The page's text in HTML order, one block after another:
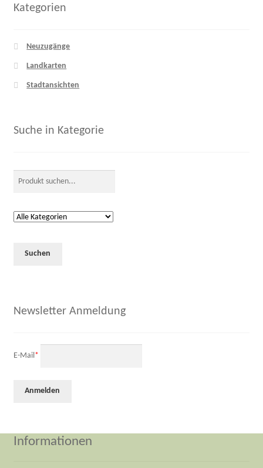
Kategorien
Neuzugänge
Landkarten
Stadtansichten
Suche in Kategorie
Newsletter Anmeldung
E-Mail *
Informationen